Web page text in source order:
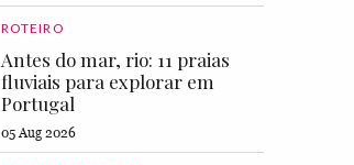
ROTEIRO
Antes do mar, rio: 11 praias
fluviais para explorar em
Portugal
05 Aug 2026